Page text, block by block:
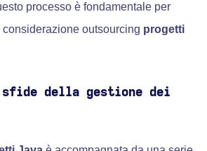
processo è fondamentale per
outsourcing progetti
della gestione dei